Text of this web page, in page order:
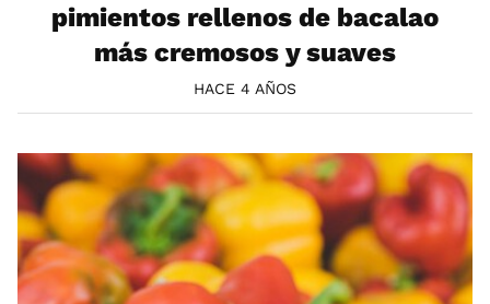
pimientos rellenos de bacalao
más cremosos y suaves
HACE 4 AÑOS